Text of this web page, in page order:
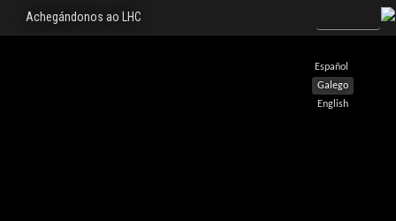
Español
Galego
English
Achegándonos ao LHC